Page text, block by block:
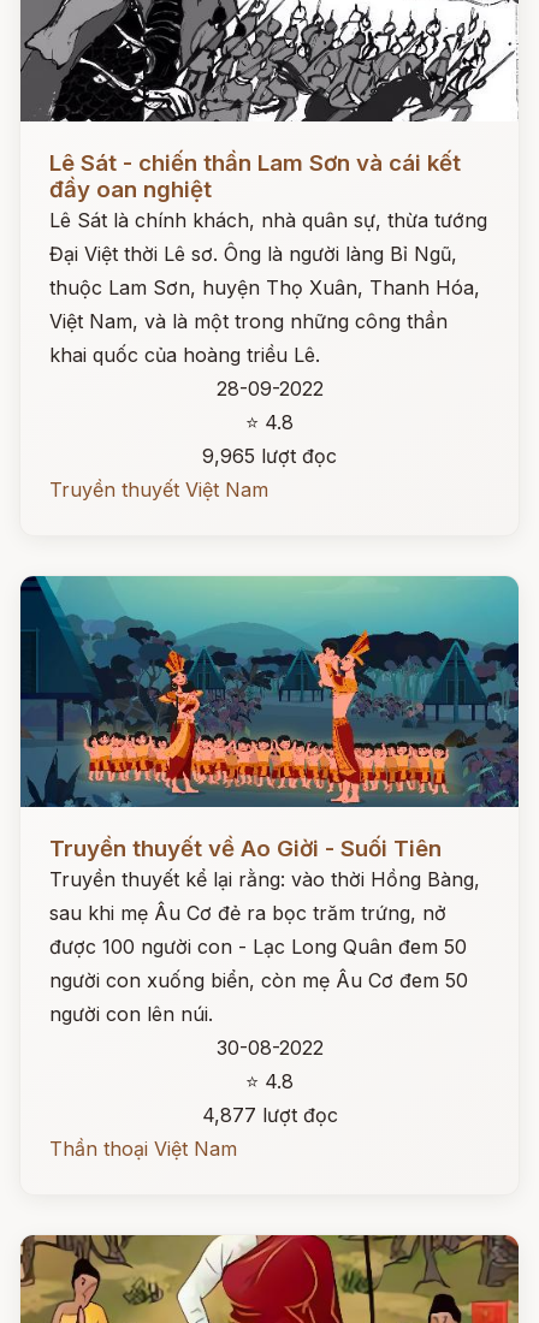
Lê Sát - chiến thần Lam Sơn và cái kết
đầy oan nghiệt
Lê Sát là chính khách, nhà quân sự, thừa tướng
Đại Việt thời Lê sơ. Ông là người làng Bỉ Ngũ,
thuộc Lam Sơn, huyện Thọ Xuân, Thanh Hóa,
Việt Nam, và là một trong những công thần
khai quốc của hoàng triều Lê.
28-09-2022
⭐ 4.8
9,965 lượt đọc
Truyền thuyết Việt Nam
Đọc ngay
Truyền thuyết về Ao Giời - Suối Tiên
Truyền thuyết kể lại rằng: vào thời Hồng Bàng,
sau khi mẹ Âu Cơ đẻ ra bọc trăm trứng, nở
được 100 người con - Lạc Long Quân đem 50
người con xuống biển, còn mẹ Âu Cơ đem 50
người con lên núi.
30-08-2022
⭐ 4.8
4,877 lượt đọc
Thần thoại Việt Nam